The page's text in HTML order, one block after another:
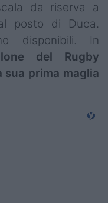
da riserva a
posto di Duca.
disponibili. In
del Rugby
prima maglia